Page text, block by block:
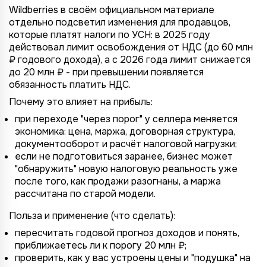
Wildberries в своём официальном материале
отдельно подсветил изменения для продавцов,
которые платят налоги по УСН: в 2025 году
действовал лимит освобождения от НДС (до 60 млн
₽ годового дохода), а с 2026 года лимит снижается
до 20 млн ₽ - при превышении появляется
обязанность платить НДС.
Почему это влияет на прибыль:
при переходе "через порог" у селлера меняется
экономика: цена, маржа, договорная структура,
документооборот и расчёт налоговой нагрузки;
если не подготовиться заранее, бизнес может
"обнаружить" новую налоговую реальность уже
после того, как продажи разогнаны, а маржа
рассчитана по старой модели.
Польза и применение (что сделать):
пересчитать годовой прогноз доходов и понять,
приближаетесь ли к порогу 20 млн ₽;
проверить, как у вас устроены цены и "подушка" на